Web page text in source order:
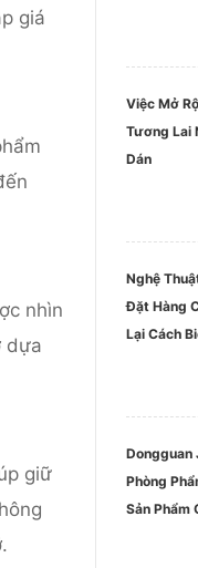
giá
nhìn
dựa
giữ
Việc Mở
Tương Lai
Dán
Nghệ
Đặt Hàng
Lại Cách
Dongguan
Phòng
Sản Phẩm